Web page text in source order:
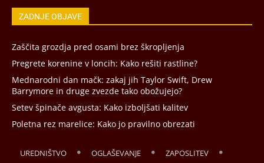
ZADNJE OBJAVE
Zaščita grozdja pred osami brez škropljenja
Pregrete korenine v loncih: Kako rešiti rastline?
Mednarodni dan mačk: zakaj jih Taylor Swift, Drew
Barrymore in druge zvezde tako obožujejo?
Setev špinače avgusta: Kako izboljšati kalitev
Poletna rez marelice: Kako jo pravilno obrezati
UREDNIŠTVO OGLAŠEVANJE ZAPOSLITEV